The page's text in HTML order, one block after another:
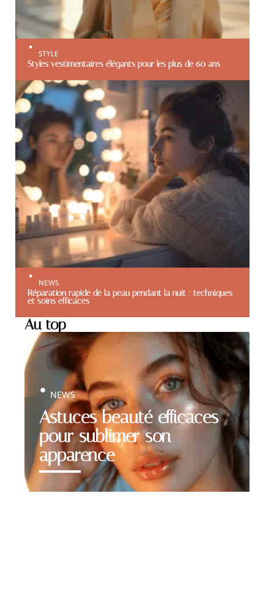
STYLE
Styles vestimentaires élégants pour les plus de 60 ans
NEWS
Réparation rapide de la peau pendant la nuit : techniques
et soins efficaces
Au top
Astuces beauté efficaces
pour sublimer son
apparence
NEWS